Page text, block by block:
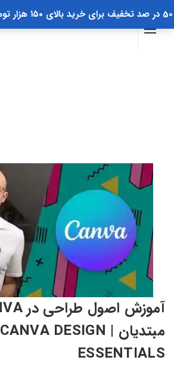
50 در صد تخفیف برای خرید بالای ۱۵۰ هزار تومان با کد off50
مبتدیان | CANVA DESIGN
ESSENTIALS